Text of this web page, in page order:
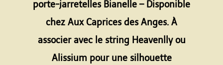
porte-jarretelles Bianelle – Disponible
chez Aux Caprices des Anges. À
associer avec le string Heavenlly ou
Alissium pour une silhouette